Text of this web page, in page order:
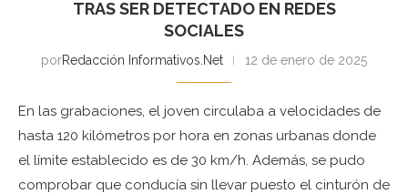
TRAS SER DETECTADO EN REDES
SOCIALES
porRedacción Informativos.Net 12 de enero de 2025
En las grabaciones, el joven circulaba a velocidades de
hasta 120 kilómetros por hora en zonas urbanas donde
el límite establecido es de 30 km/h. Además, se pudo
comprobar que conducía sin llevar puesto el cinturón de